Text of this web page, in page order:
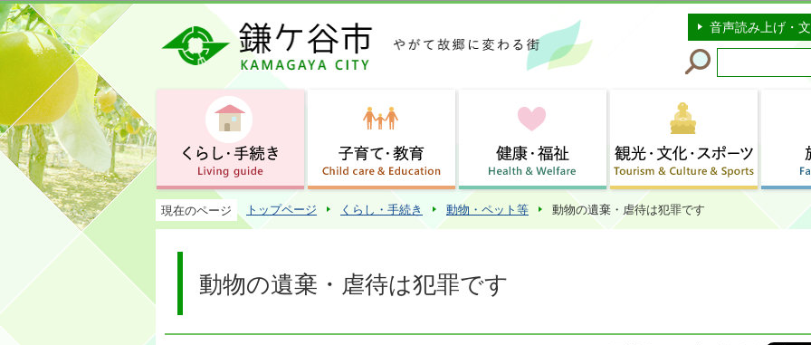
このページの本文へ移動
音声読み上げ・
現在のページ トップページ くらし・手続き 動物・ペット等 動物の遺棄・虐待は犯罪です
動物の遺棄・虐待は犯罪です